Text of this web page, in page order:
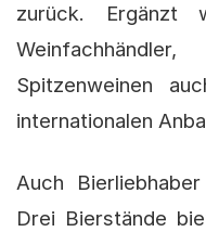
zurück. Ergänzt
Spitzenweinen
internationalen
Auch
Drei Bierstände